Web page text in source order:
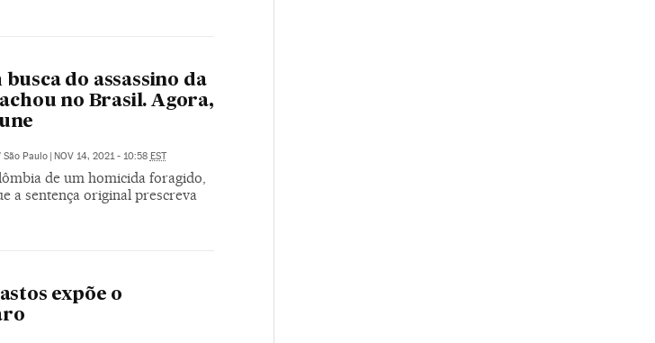
do assassino da
no Brasil. Agora,
Paulo | NOV 14, 2021 - 10:58 EST
de um homicida foragido,
a sentença original prescreva
expõe o